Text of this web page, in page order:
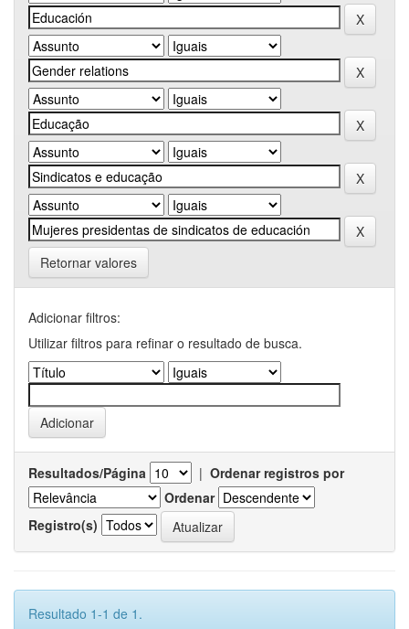
Retornar valores
Adicionar filtros:
Utilizar filtros para refinar o resultado de busca.
Resultados/Página | Ordenar registros por
Ordenar
Registro(s)
Resultado 1-1 de 1.